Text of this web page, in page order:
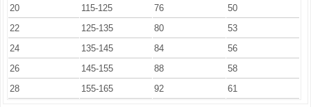
20
115-125 76
50
22
125-135 80
53
24
135-145 84
56
26
145-155 88
58
28
155-165 92 61